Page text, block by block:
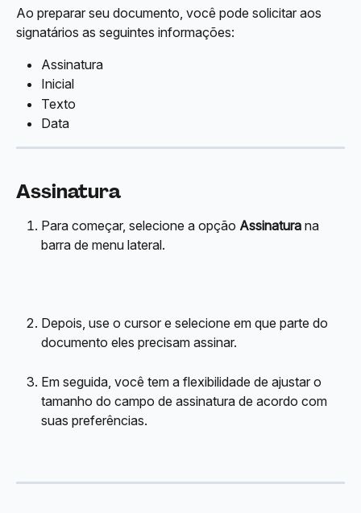
Ao preparar seu documento, você pode solicitar aos
signatários as seguintes informações:
Assinatura
Inicial
Texto
Data
Assinatura
Para começar, selecione a opção Assinatura na
barra de menu lateral.
Depois, use o cursor e selecione em que parte do
documento eles precisam assinar.
Em seguida, você tem a flexibilidade de ajustar o
tamanho do campo de assinatura de acordo com
suas preferências.